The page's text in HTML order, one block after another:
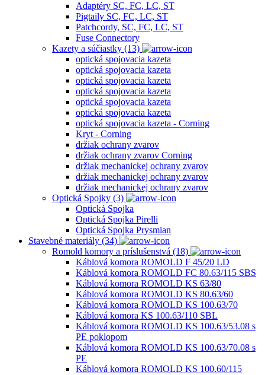
Adaptéry SC, FC, LC, ST
Pigtaily SC, FC, LC, ST
Patchcordy, SC, FC, LC, ST
Fuse Connectory
Kazety a súčiastky (13)
optická spojovacia kazeta
optická spojovacia kazeta
optická spojovacia kazeta
optická spojovacia kazeta
optická spojovacia kazeta
optická spojovacia kazeta
optická spojovacia kazeta - Corning
Kryt - Corning
držiak ochrany zvarov
držiak ochrany zvarov Corning
držiak mechanickej ochrany zvarov
držiak mechanickej ochrany zvarov
držiak mechanickej ochrany zvarov
Optická Spojky (3)
Optická Spojka
Optická Spojka Pirelli
Optická Spojka Prysmian
Stavebné materiály (34)
Romold komory a príslušenstvá (18)
Káblová komora ROMOLD F 45/20 LD
Káblová komora ROMOLD FC 80.63/115 SBS
Káblová komora ROMOLD KS 63/80
Káblová komora ROMOLD KS 80.63/60
Káblová komora ROMOLD KS 100.63/70
Káblová komora KS 100.63/110 SBL
Káblová komora ROMOLD KS 100.63/53.08 s
PE poklopom
Káblová komora ROMOLD KS 100.63/70.08 s
PE
Káblová komora ROMOLD KS 100.60/115